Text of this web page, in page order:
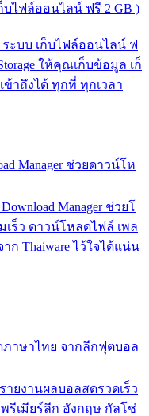
บไฟล์ออนไลน์ ฟรี 2 GB )
ะบบ เก็บไฟล์ออนไลน์ ฟ
ให้คุณเก็บข้อมูล เก็
าถึงได้ ทุกที่ ทุกเวลา
Manager ช่วยดาวน์โห
Manager ช่วยโ
เร็ว ดาวน์โหลดไฟล์ เพล
ก Thaiware ไว้ใจได้แน่น
ภาษาไทย จากลีกฟุตบอล
ายงานผลบอลสดรวดเร็ว
รีเมียร์ลีก อังกฤษ กัลโช่